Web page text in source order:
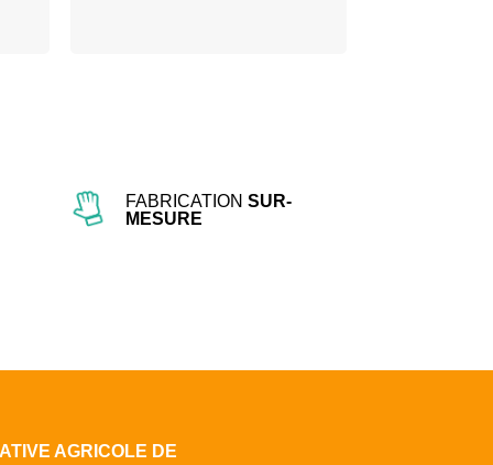
FABRICATION SUR-
MESURE
AGRICOLE DE